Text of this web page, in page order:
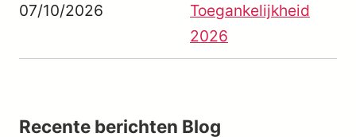
07/10/2026
Toegankelijkheid
2026
Recente berichten Blog